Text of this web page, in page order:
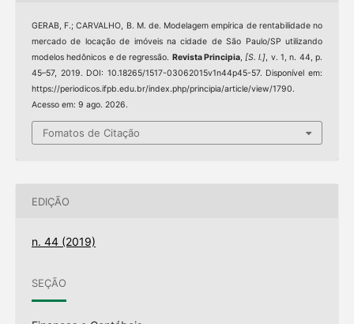
GERAB, F.; CARVALHO, B. M. de. Modelagem empírica de rentabilidade no
mercado de locação de imóveis na cidade de São Paulo/SP utilizando
modelos hedônicos e de regressão. Revista Principia,[S. l.], v. 1, n. 44, p.
45–57, 2019. DOI: 10.18265/1517-03062015v1n44p45-57. Disponível em:
https://periodicos.ifpb.edu.br/index.php/principia/article/view/1790.
Acesso em: 9 ago. 2026.
Fomatos de Citação
EDIÇÃO
n. 44 (2019)
SEÇÃO